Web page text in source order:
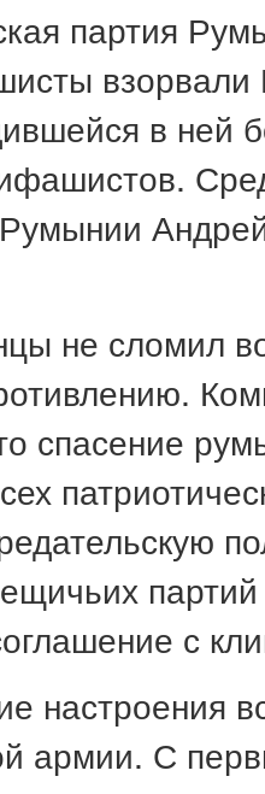
партия
в ней
не сломил
спасение
с
настроения
армии. С